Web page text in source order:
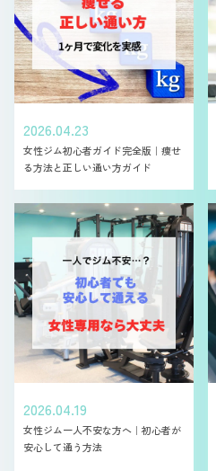
2026.04.23
女性ジム初心者ガイド完全版｜痩せ
る方法と正しい通い方ガイド
2026.04.19
女性ジム一人不安な方へ｜初心者が
安心して通う方法